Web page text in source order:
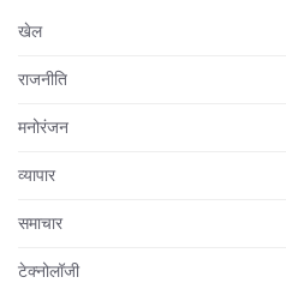
खेल
राजनीति
मनोरंजन
व्यापार
समाचार
टेक्नोलॉजी